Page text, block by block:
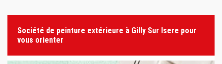
Société de peinture extérieure à Gilly Sur Isere pour
vous orienter